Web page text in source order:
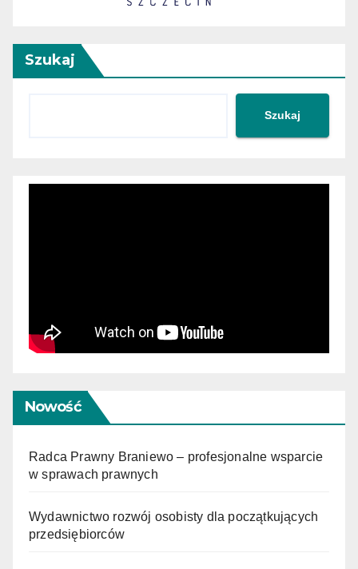
Szukaj
Szukaj
Nowość
Radca Prawny Braniewo – profesjonalne wsparcie
w sprawach prawnych
Wydawnictwo rozwój osobisty dla początkujących
przedsiębiorców